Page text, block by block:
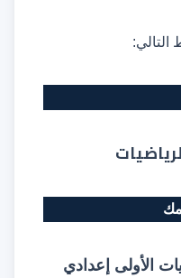
التالي:
الأولى إعدادي